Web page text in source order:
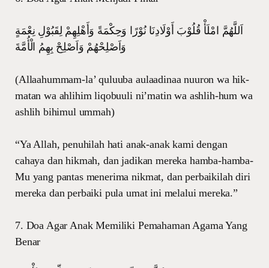
اَللَّهُمَّ امْلَأْ قُلُوْبَ أَوْلَادِنَا نُوْرًا وَحِكْمَةً وَأَهْلِهِمْ لِقَبُوْلِ نِعْمَةٍ
وَاَصْلِحْهُمْ وَاَصْلِحْ بِهِمُ الْأُمَّةَ
(Allaahummam-la’ quluuba aulaadinaa nuuron wa hik-
matan wa ahlihim liqobuuli ni’matin wa ashlih-hum wa
ashlih bihimul ummah)
“Ya Allah, penuhilah hati anak-anak kami dengan
cahaya dan hikmah, dan jadikan mereka hamba-hamba-
Mu yang pantas menerima nikmat, dan perbaikilah diri
mereka dan perbaiki pula umat ini melalui mereka.”
7. Doa Agar Anak Memiliki Pemahaman Agama Yang
Benar